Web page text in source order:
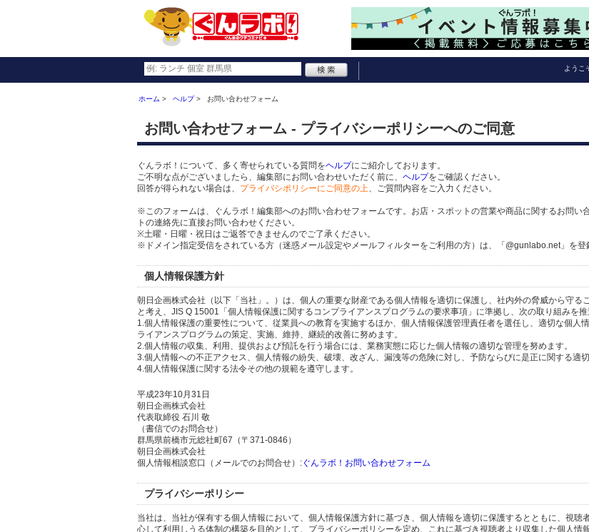
ようこ
ホーム ヘルプ お問い合わせフォーム
お問い合わせフォーム - プライバシーポリシーへのご同意
ぐんラボ！について、多く寄せられている質問をヘルプにご紹介しております。
ご不明な点がございましたら、編集部にお問い合わせいただく前に、 ヘルプをご確認ください。
回答が得られない場合は、 プライバシポリシーにご同意の上、ご質問内容をご入力ください。
※このフォームは、ぐんラボ！編集部へのお問い合わせフォームです。お店・スポットの営業や商品に関するお問い
トの連絡先に直接お問い合わせください。
※土曜・日曜・祝日はご返答できませんのでご了承ください。
※ドメイン指定受信をされている方（迷惑メール設定やメールフィルターをご利用の方）は、「@gunlabo.net」を登
個人情報保護方針
朝日企画株式会社（以下「当社」。）は、個人の重要な財産である個人情報を適切に保護し、社内外の脅威から守る
と考え、JIS Q 15001「個人情報保護に関するコンプライアンスプログラムの要求事項」に準拠し、次の取り組みを推
1.個人情報保護の重要性について、従業員への教育を実施するほか、個人情報保護管理責任者を選任し、適切な個人
ライアンスプログラムの策定、実施、維持、継続的改善に努めます。
2.個人情報の収集、利用、提供および預託を行う場合には、業務実態に応じた個人情報の適切な管理を努めます。
3.個人情報への不正アクセス、個人情報の紛失、破壊、改ざん、漏洩等の危険に対し、予防ならびに是正に関する適切
4.個人情報保護に関する法令その他の規範を遵守します。
平成23年10月31日
朝日企画株式会社
代表取締役 石川 敬
（書信でのお問合せ）
群馬県前橋市元総社町67（〒371-0846）
朝日企画株式会社
個人情報相談窓口（メールでのお問合せ）:ぐんラボ！お問い合わせフォーム
プライバシーポリシー
当社は、当社が保有する個人情報において、個人情報保護方針に基づき、個人情報を適切に保護するとともに、視聴
心して利用しうる体制の構築を目的として、プライバシーポリシーを定め、これに基づき視聴者より収集した個人情